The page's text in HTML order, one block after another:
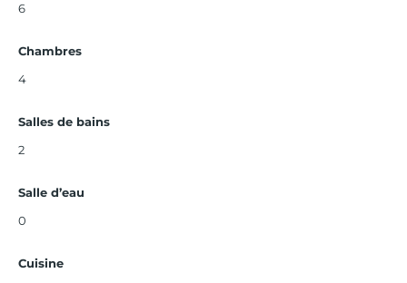
6
Chambres
4
Salles de bains
2
Salle d’eau
0
Cuisine